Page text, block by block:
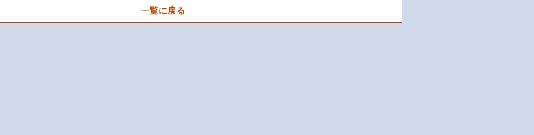
一覧に戻る